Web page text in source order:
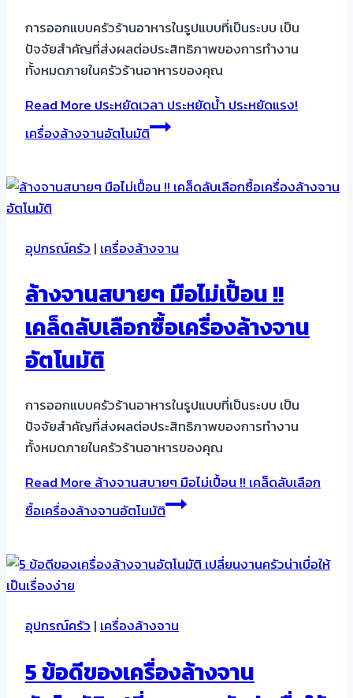
การออกแบบครัวร้านอาหารในรูปแบบที่เป็นระบบ เป็น
ปัจจัยสำคัญที่ส่งผลต่อประสิทธิภาพของการทำงาน
ทั้งหมดภายในครัวร้านอาหารของคุณ
Read More ประหยัดเวลา ประหยัดน้ำ ประหยัดแรง!
เครื่องล้างจานอัตโนมัติ
อุปกรณ์ครัว | เครื่องล้างจาน
ล้างจานสบายๆ มือไม่เปื้อน !!
เคล็ดลับเลือกซื้อเครื่องล้างจาน
อัตโนมัติ
การออกแบบครัวร้านอาหารในรูปแบบที่เป็นระบบ เป็น
ปัจจัยสำคัญที่ส่งผลต่อประสิทธิภาพของการทำงาน
ทั้งหมดภายในครัวร้านอาหารของคุณ
Read Moreล้างจานสบายๆ มือไม่เปื้อน !! เคล็ดลับเลือก
ซื้อเครื่องล้างจานอัตโนมัติ
อุปกรณ์ครัว|เครื่องล้างจาน
5 ข้อดีของเครื่องล้างจาน